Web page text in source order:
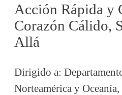
Acción Rápida y
Corazón Cálido,
Allá
Dirigido a:
Norteamérica y